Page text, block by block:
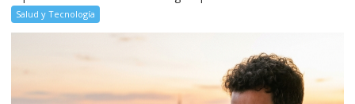
Salud y Tecnología